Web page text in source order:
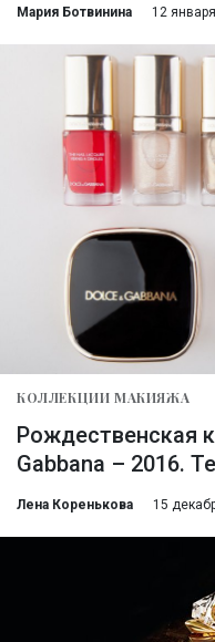
Мария Ботвинина 12
КОЛЛЕКЦИИ МАКИЯЖА
Рождественская
Gabbana – 2016.
Лена Коренькова 15